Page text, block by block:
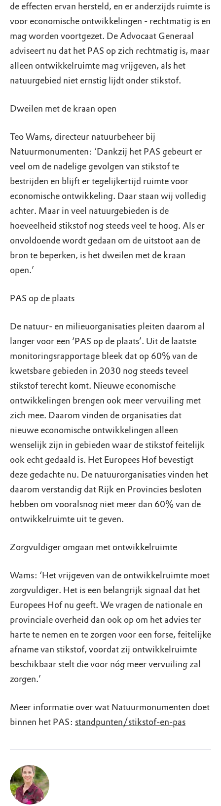
de effecten ervan hersteld, en er anderzijds ruimte is
voor economische ontwikkelingen - rechtmatig is en
mag worden voortgezet. De Advocaat Generaal
adviseert nu dat het PAS op zich rechtmatig is, maar
alleen ontwikkelruimte mag vrijgeven, als het
natuurgebied niet ernstig lijdt onder stikstof.
Dweilen met de kraan open
Teo Wams, directeur natuurbeheer bij
Natuurmonumenten: ‘Dankzij het PAS gebeurt er
veel om de nadelige gevolgen van stikstof te
bestrijden en blijft er tegelijkertijd ruimte voor
economische ontwikkeling. Daar staan wij volledig
achter. Maar in veel natuurgebieden is de
hoeveelheid stikstof nog steeds veel te hoog. Als er
onvoldoende wordt gedaan om de uitstoot aan de
bron te beperken, is het dweilen met de kraan
open.’
PAS op de plaats
De natuur- en milieuorganisaties pleiten daarom al
langer voor een ‘PAS op de plaats’. Uit de laatste
monitoringsrapportage bleek dat op 60% van de
kwetsbare gebieden in 2030 nog steeds teveel
stikstof terecht komt. Nieuwe economische
ontwikkelingen brengen ook meer vervuiling met
zich mee. Daarom vinden de organisaties dat
nieuwe economische ontwikkelingen alleen
wenselijk zijn in gebieden waar de stikstof feitelijk
ook echt gedaald is. Het Europees Hof bevestigt
deze gedachte nu. De natuurorganisaties vinden het
daarom verstandig dat Rijk en Provincies besloten
hebben om vooralsnog niet meer dan 60% van de
ontwikkelruimte uit te geven.
Zorgvuldiger omgaan met ontwikkelruimte
Wams: ‘Het vrijgeven van de ontwikkelruimte moet
zorgvuldiger. Het is een belangrijk signaal dat het
Europees Hof nu geeft. We vragen de nationale en
provinciale overheid dan ook op om het advies ter
harte te nemen en te zorgen voor een forse, feitelijke
afname van stikstof, voordat zij ontwikkelruimte
beschikbaar stelt die voor nóg meer vervuiling zal
zorgen.’
Meer informatie over wat Natuurmonumenten doet
binnen het PAS: standpunten/stikstof-en-pas